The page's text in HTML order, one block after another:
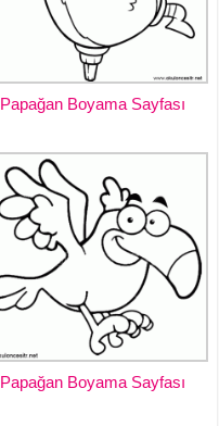
Papağan Boyama Sayfası
Papağan Boyama Sayfası